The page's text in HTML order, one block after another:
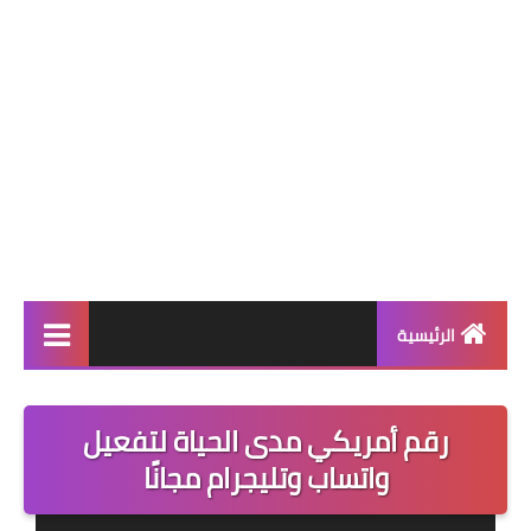
الرئيسية
ارقام وهمية امريكية
العاب
رقم أمريكي مدى الحياة لتفعيل
واتساب وتليجرام مجانًا